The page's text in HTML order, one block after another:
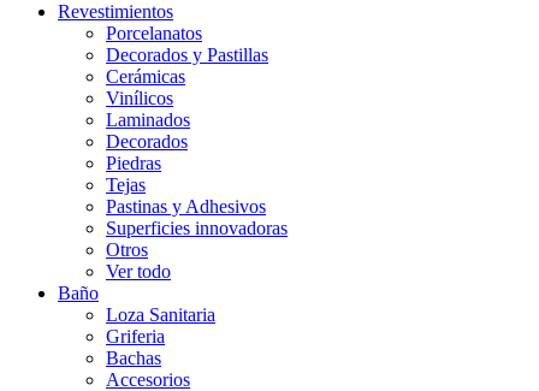
Revestimientos
Porcelanatos
Decorados y Pastillas
Cerámicas
Vinílicos
Laminados
Decorados
Piedras
Tejas
Pastinas y Adhesivos
Superficies innovadoras
Otros
Ver todo
Baño
Loza Sanitaria
Griferia
Bachas
Accesorios